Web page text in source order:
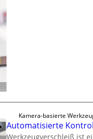
k
m
a
Kamera-basierte
Automatisierte
Werkzeugverschleiß ist